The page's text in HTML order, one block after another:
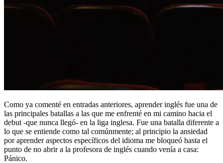
Como ya comenté en entradas anteriores, aprender inglés fue una de
las principales batallas a las que me enfrenté en mi camino hacia el
debut -que nunca llegó- en la liga inglesa. Fue una batalla diferente a
lo que se entiende como tal comúnmente; al principio la ansiedad
por aprender aspectos específicos del idioma me bloqueó hasta el
punto de no abrir a la profesora de inglés cuando venía a casa:
Pánico.